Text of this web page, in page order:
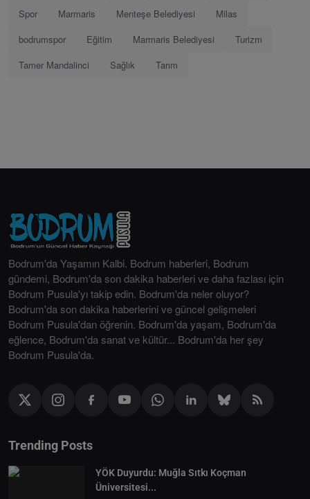
Spor
Marmaris Menteşe Belediyesi
Milas
bodrumspor
Eğitim Marmaris Belediyesi
Turizm
Tamer Mandalinci
Sağlık Tarım
Bodrum'da Yaşamın Kalbi. Bodrum haberleri, Bodrum
gündemi, Bodrum'da son dakika haberleri ve daha fazlası için
Bodrum Pusula'yı takip edin. Bodrum'da neler oluyor?
Bodrum'da son dakika haberlerini ve güncel gelişmeleri
Bodrum Pusula'dan öğrenin. Bodrum'da yaşam, Bodrum'da
eğlence, Bodrum'da sanat ve kültür... Bodrum'da her şey
Bodrum Pusula'da.
Trending Posts
YÖK Duyurdu: Muğla Sıtkı Koçman
Üniversitesi...